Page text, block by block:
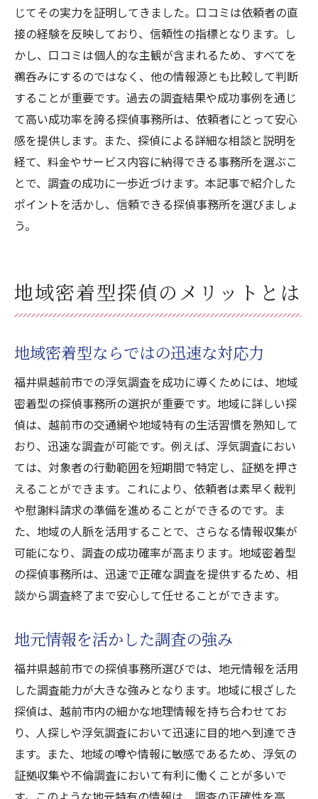
じてその実力を証明してきました。口コミは依頼者の直
接の経験を反映しており、信頼性の指標となります。し
かし、口コミは個人的な主観が含まれるため、すべてを
鵜呑みにするのではなく、他の情報源とも比較して判断
することが重要です。過去の調査結果や成功事例を通じ
て高い成功率を誇る探偵事務所は、依頼者にとって安心
感を提供します。また、探偵による詳細な相談と説明を
経て、料金やサービス内容に納得できる事務所を選ぶこ
とで、調査の成功に一歩近づけます。本記事で紹介した
ポイントを活かし、信頼できる探偵事務所を選びましょ
う。
地域密着型探偵のメリットとは
地域密着型ならではの迅速な対応力
福井県越前市での浮気調査を成功に導くためには、地域
密着型の探偵事務所の選択が重要です。地域に詳しい探
偵は、越前市の交通網や地域特有の生活習慣を熟知して
おり、迅速な調査が可能です。例えば、浮気調査におい
ては、対象者の行動範囲を短期間で特定し、証拠を押さ
えることができます。これにより、依頼者は素早く裁判
や慰謝料請求の準備を進めることができるのです。ま
た、地域の人脈を活用することで、さらなる情報収集が
可能になり、調査の成功確率が高まります。地域密着型
の探偵事務所は、迅速で正確な調査を提供するため、相
談から調査終了まで安心して任せることができます。
地元情報を活かした調査の強み
福井県越前市での探偵事務所選びでは、地元情報を活用
した調査能力が大きな強みとなります。地域に根ざした
探偵は、越前市内の細かな地理情報を持ち合わせてお
り、人探しや浮気調査において迅速に目的地へ到達でき
ます。また、地域の噂や情報に敏感であるため、浮気の
証拠収集や不倫調査において有利に働くことが多いで